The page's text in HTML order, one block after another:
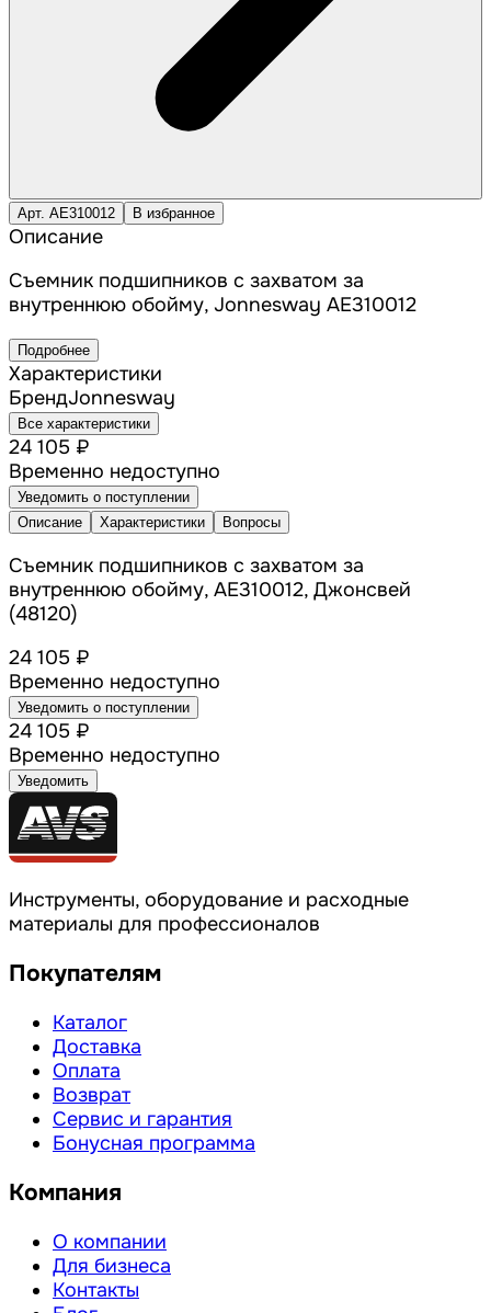
Арт. AE310012 В избранное
Описание
Съемник подшипников с захватом за
внутреннюю обойму, Jonnesway AE310012
Подробнее
Характеристики
БрендJonnesway
Все характеристики
24 105 ₽
Временно недоступно
Уведомить о поступлении
Описание
Характеристики Вопросы
Съемник подшипников с захватом за
внутреннюю обойму, AE310012, Джонсвей
(48120)
24 105 ₽
Временно недоступно
Уведомить о поступлении
24 105 ₽
Временно недоступно
Уведомить
Инструменты, оборудование и расходные
материалы для профессионалов
Покупателям
Каталог
Доставка
Оплата
Возврат
Сервис и гарантия
Бонусная программа
Компания
О компании
Для бизнеса
Контакты